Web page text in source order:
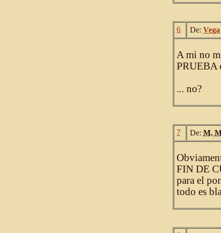
6 De: Vega
A mi no
PRUEBA
... no?
7 De: M.
FIN DE
para el
todo es